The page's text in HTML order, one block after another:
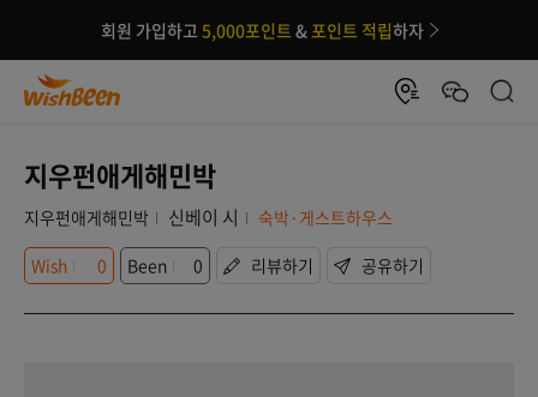
회원 가입하고 5,000포인트 &포인트 적립하자
지우펀애게해민박
지우펀애게해민박 신베이 시
숙박·게스트하우스
Wish
0 Been 0 리뷰하기 공유하기